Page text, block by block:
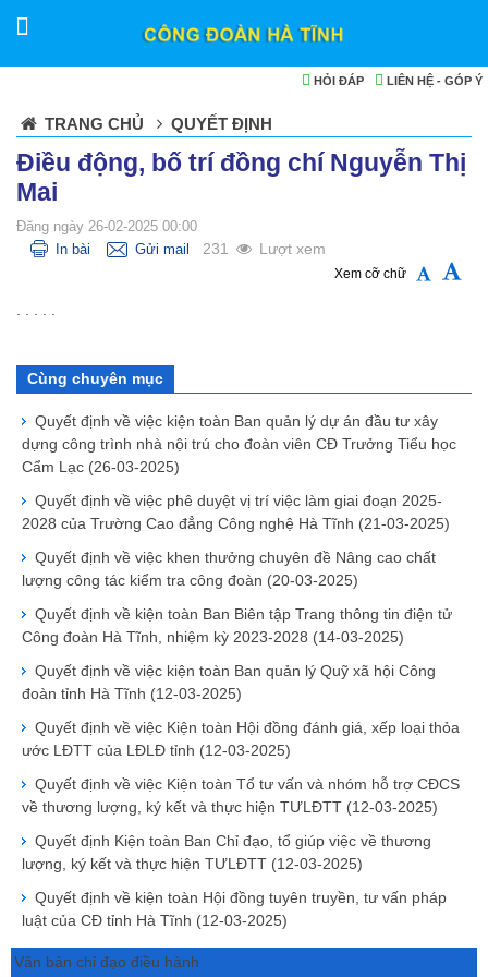
LIÊN HỆ - GÓP Ý
HỎI ĐÁP
TRANG CHỦ QUYẾT ĐỊNH
Điều động, bố trí đồng chí Nguyễn Thị
Mai
Đăng ngày 26-02-2025 00:00
In bài
Gửi mail 231 Lượt xem
Xem cỡ chữ
Cùng chuyên mục
Quyết định về việc kiện toàn Ban quản lý dự án đầu tư xây
dựng công trình nhà nội trú cho đoàn viên CĐ Trưởng Tiểu học
Cẩm Lạc (26-03-2025)
Quyết định về việc phê duyệt vị trí việc làm giai đoạn 2025-
2028 của Trường Cao đẳng Công nghệ Hà Tĩnh (21-03-2025)
Quyết định về việc khen thưởng chuyên đề Nâng cao chất
lượng công tác kiểm tra công đoàn (20-03-2025)
Quyết định về kiện toàn Ban Biên tập Trang thông tin điện tử
Công đoàn Hà Tĩnh, nhiệm kỳ 2023-2028 (14-03-2025)
Quyết định về việc kiện toàn Ban quản lý Quỹ xã hội Công
đoàn tỉnh Hà Tĩnh (12-03-2025)
Quyết định về việc Kiện toàn Hội đồng đánh giá, xếp loại thỏa
ước LĐTT của LĐLĐ tỉnh (12-03-2025)
Quyết định về việc Kiện toàn Tổ tư vấn và nhóm hỗ trợ CĐCS
về thương lượng, ký kết và thực hiện TƯLĐTT (12-03-2025)
Quyết định Kiện toàn Ban Chỉ đạo, tổ giúp việc về thương
lượng, ký kết và thực hiện TƯLĐTT (12-03-2025)
Quyết định về kiện toàn Hội đồng tuyên truyền, tư vấn pháp
luật của CĐ tỉnh Hà Tĩnh (12-03-2025)
Văn bản chỉ đạo điều hành